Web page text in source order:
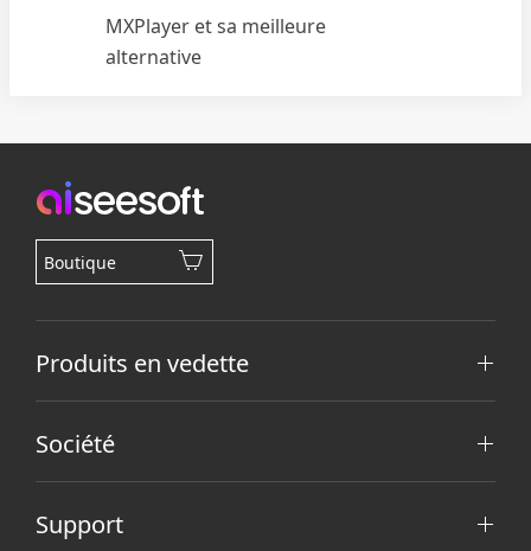
MXPlayer et sa meilleure
alternative
Boutique
Produits en vedette
Société
Support